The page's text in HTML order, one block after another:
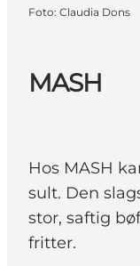
MASH
Hos MASH
sult. Den
stor, saftig
fritter.
Foto: Claudia Dons